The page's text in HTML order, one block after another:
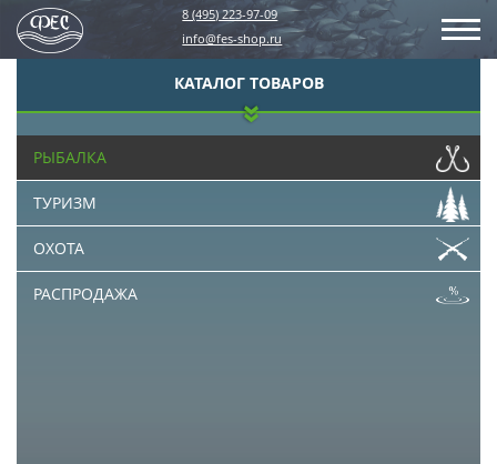
8 (495) 223-97-09
info@fes-shop.ru
КАТАЛОГ ТОВАРОВ
РЫБАЛКА
ТУРИЗМ
ОХОТА
РАСПРОДАЖА